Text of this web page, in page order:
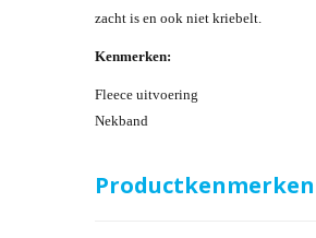
zacht is en ook niet kriebelt.
Kenmerken:
Fleece uitvoering
Nekband
Productkenmerken